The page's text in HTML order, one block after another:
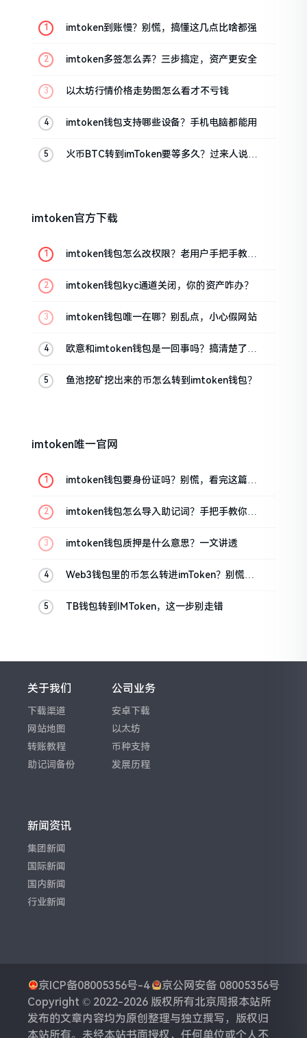
imtoken到账慢？别慌，搞懂这几点比啥都强
imtoken多签怎么弄？三步搞定，资产更安全
以太坊行情价格走势图怎么看才不亏钱
imtoken钱包支持哪些设备？手机电脑都能用
火币BTC转到imToken要等多久？过来人说说
imtoken官方下载
imtoken钱包怎么改权限？老用户手把手教你
imtoken钱包kyc通道关闭，你的资产咋办？
imtoken钱包唯一在哪？别乱点，小心假网站
欧意和imtoken钱包是一回事吗？搞清楚了再
鱼池挖矿挖出来的币怎么转到imtoken钱包？
imtoken唯一官网
imtoken钱包要身份证吗？别慌，看完这篇就
imtoken钱包怎么导入助记词？手把手教你找
imtoken钱包质押是什么意思？一文讲透
Web3钱包里的币怎么转进imToken？别慌，
TB钱包转到IMToken，这一步别走错
关于我们
下载渠道
网站地图
转账教程
助记词备份
公司业务
安卓下载
以太坊
币种支持
发展历程
新闻资讯
集团新闻
国际新闻
国内新闻
行业新闻
京ICP备08005356号-4
京公网安备 08005356号
Copyright © 2022-2026 版权所有北京周报本站所
发布的文章内容均为原创整理与独立撰写，版权归
本站所有。未经本站书面授权，任何单位或个人不